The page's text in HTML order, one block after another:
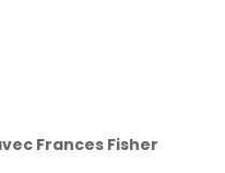
Frances Fisher